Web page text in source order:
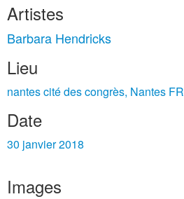
Artistes
Barbara Hendricks
Lieu
nantes cité des congrès, Nantes FR
Date
30 janvier 2018
Images